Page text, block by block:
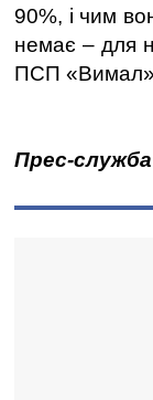
90%, і чим
немає – для
ПСП «Вимал»
Прес-служба